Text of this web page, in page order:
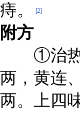
痔。
[2]
附方
①治热
两，黄连
两。上四